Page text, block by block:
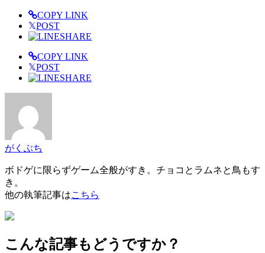
COPY LINK
𝕏POST
SHARE
COPY LINK
𝕏POST
SHARE
がくぶち
ボドゲに限らずゲーム全般がすき。チョコとラムネと鳥もす
き。
他の執筆記事はこちら
こんな記事もどうですか？